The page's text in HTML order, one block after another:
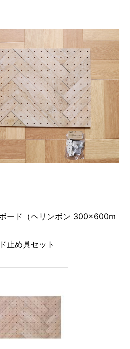
ード（ヘリンボン 300×600m
止め具セット